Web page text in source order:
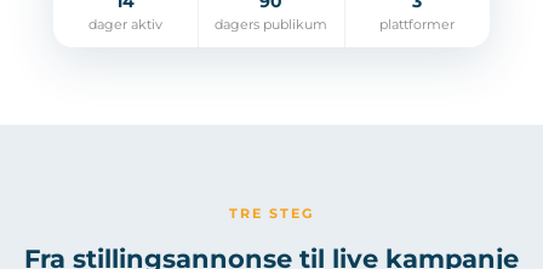
dager aktiv dagers publikum plattformer
TRE STEG
Fra stillingsannonse til live kampanje